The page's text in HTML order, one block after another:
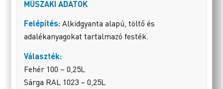
MŰSZAKI ADATOK
Felépítés: Alkidgyanta alapú, töltő és
adalékanyagokat tartalmazó festék.
Választék:
Fehér 100 – 0,25L
Sárga RAL 1023 – 0,25L